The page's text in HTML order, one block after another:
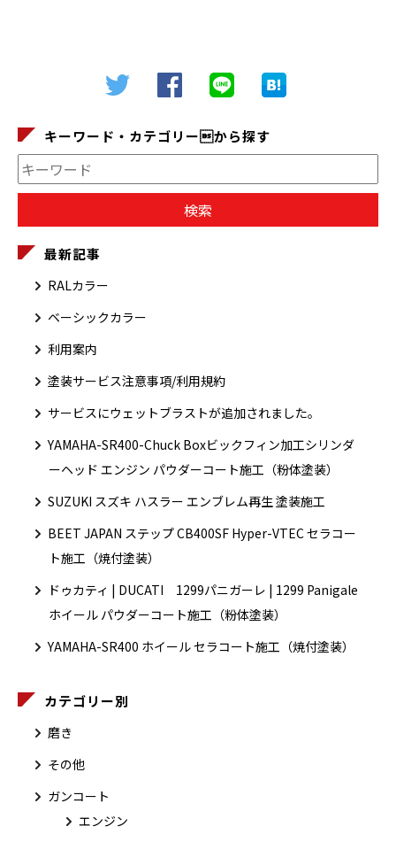
キーワード・カテゴリーから探す
最新記事
RALカラー
ベーシックカラー
利用案内
塗装サービス注意事項/利用規約
サービスにウェットブラストが追加されました。
YAMAHA-SR400-Chuck Boxビックフィン加工シリンダ
ーヘッド エンジン パウダーコート施工（粉体塗装）
SUZUKI スズキ ハスラー エンブレム再生 塗装施工
BEET JAPAN ステップ CB400SF Hyper-VTEC セラコー
ト施工（焼付塗装）
ドゥカティ | DUCATI 1299パニガーレ | 1299 Panigale
ホイール パウダーコート施工（粉体塗装）
YAMAHA-SR400 ホイール セラコート施工（焼付塗装）
カテゴリー別
磨き
その他
ガンコート
エンジン